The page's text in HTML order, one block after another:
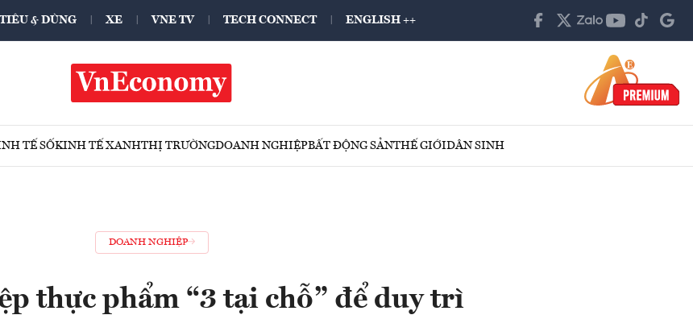
TIÊU & DÙNG XE VNE TV TECH CONNECT ENGLISH ++
TẾ SỐKINH TẾ XANHTHỊ TRƯỜNGDOANH NGHIỆPBẤT ĐỘNG SẢNTHẾ GIỚIDÂN SINH
DOANH NGHIỆP
thực phẩm “3 tại chỗ” để duy trì